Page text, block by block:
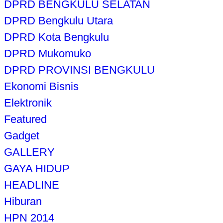
DPRD BENGKULU SELATAN
DPRD Bengkulu Utara
DPRD Kota Bengkulu
DPRD Mukomuko
DPRD PROVINSI BENGKULU
Ekonomi Bisnis
Elektronik
Featured
Gadget
GALLERY
GAYA HIDUP
HEADLINE
Hiburan
HPN 2014